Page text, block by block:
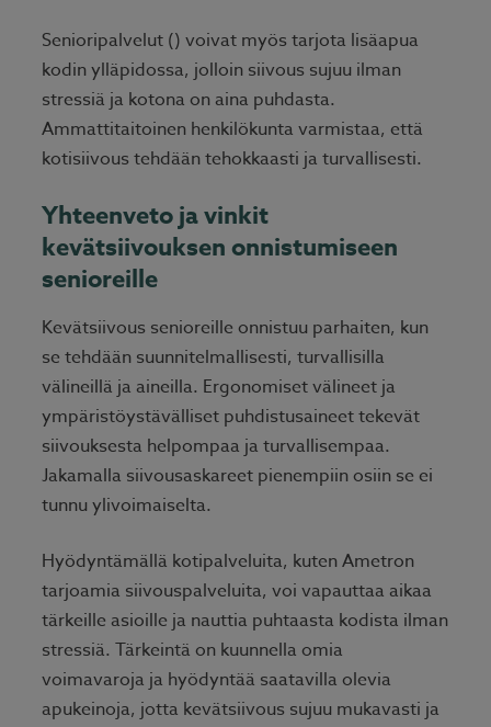
Senioripalvelut () voivat myös tarjota lisäapua
kodin ylläpidossa, jolloin siivous sujuu ilman
stressiä ja kotona on aina puhdasta.
Ammattitaitoinen henkilökunta varmistaa, että
kotisiivous tehdään tehokkaasti ja turvallisesti.
Yhteenveto ja vinkit
kevätsiivouksen onnistumiseen
senioreille
Kevätsiivous senioreille onnistuu parhaiten, kun
se tehdään suunnitelmallisesti, turvallisilla
välineillä ja aineilla. Ergonomiset välineet ja
ympäristöystävälliset puhdistusaineet tekevät
siivouksesta helpompaa ja turvallisempaa.
Jakamalla siivousaskareet pienempiin osiin se ei
tunnu ylivoimaiselta.
Hyödyntämällä kotipalveluita, kuten Ametron
tarjoamia siivouspalveluita, voi vapauttaa aikaa
tärkeille asioille ja nauttia puhtaasta kodista ilman
stressiä. Tärkeintä on kuunnella omia
voimavaroja ja hyödyntää saatavilla olevia
apukeinoja, jotta kevätsiivous sujuu mukavasti ja